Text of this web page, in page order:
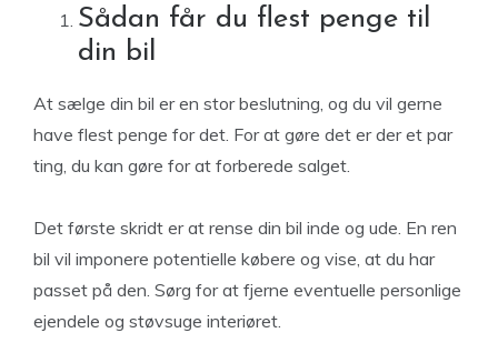
Sådan får du flest penge til
din bil
At sælge din bil er en stor beslutning, og du vil gerne
have flest penge for det. For at gøre det er der et par
ting, du kan gøre for at forberede salget.
Det første skridt er at rense din bil inde og ude. En ren
bil vil imponere potentielle købere og vise, at du har
passet på den. Sørg for at fjerne eventuelle personlige
ejendele og støvsuge interiøret.